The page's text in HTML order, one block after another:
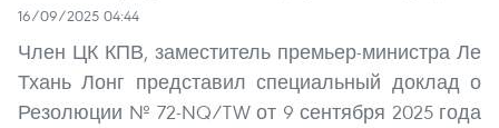
16/09/2025 04:44
Член ЦК КПВ, заместитель премьер-министра Ле
Тхань Лонг представил специальный доклад о
Резолюции № 72-NQ/TW от 9 сентября 2025 года